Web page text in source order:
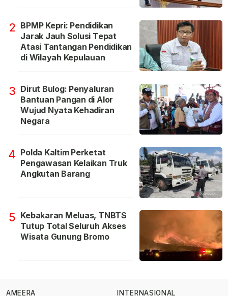
2 BPMP Kepri: Pendidikan
Jarak Jauh Solusi Tepat
Atasi Tantangan Pendidikan
di Wilayah Kepulauan
3 Dirut Bulog: Penyaluran
Bantuan Pangan di Alor
Wujud Nyata Kehadiran
Negara
4 Polda Kaltim Perketat
Pengawasan Kelaikan Truk
Angkutan Barang
5 Kebakaran Meluas, TNBTS
Tutup Total Seluruh Akses
Wisata Gunung Bromo
AMEERA INTERNASIONAL